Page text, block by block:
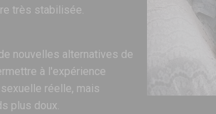
très stabilisée.
nouvelles alternatives de
à l'expérience
réelle, mais
plus doux.